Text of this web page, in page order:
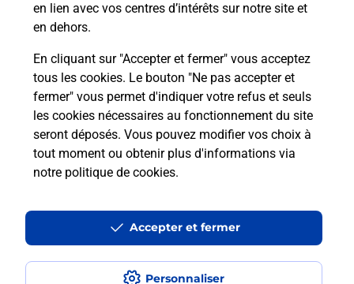
en lien avec vos centres d’intérêts sur notre site et
en dehors.
En cliquant sur "Accepter et fermer" vous acceptez
tous les cookies. Le bouton "Ne pas accepter et
fermer" vous permet d'indiquer votre refus et seuls
les cookies nécessaires au fonctionnement du site
seront déposés. Vous pouvez modifier vos choix à
tout moment ou obtenir plus d'informations via
notre politique de cookies.
Personnaliser
Accepter et fermer
Quel réseau utilise La Poste Mobile ?
Est-ce que je peux garder mon
numéro de mobile gratuitement ?
Est-ce que je peux bénéficier de la 5G
avec La Poste Mobile ?
à l’étranger avec La Poste Mobile ?
Est-ce que je peux payer mon
smartphone Samsung en plusieurs